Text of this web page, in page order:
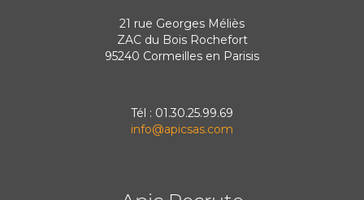
21 rue Georges Méliès
ZAC du Bois Rochefort
95240 Cormeilles en Parisis
Tél : 01.30.25.99.69
info@apicsas.com